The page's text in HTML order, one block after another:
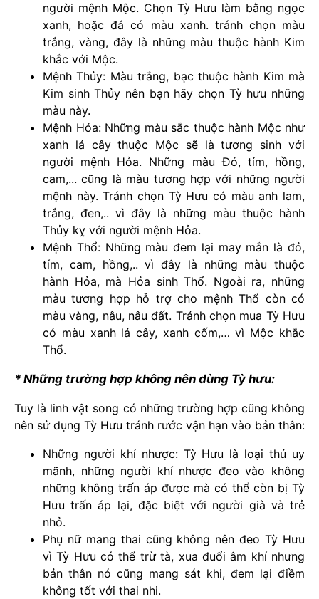
người mệnh Mộc. Chọn Tỳ Hưu làm bằng ngọc
xanh, hoặc đá có màu xanh. tránh chọn màu
trắng, vàng, đây là những màu thuộc hành Kim
khắc với Mộc.
Mệnh Thủy: Màu trắng, bạc thuộc hành Kim mà
Kim sinh Thủy nên bạn hãy chọn Tỳ hưu những
màu này.
Mệnh Hỏa: Những màu sắc thuộc hành Mộc như
xanh lá cây thuộc Mộc sẽ là tương sinh với
người mệnh Hỏa. Những màu Đỏ, tím, hồng,
cam,... cũng là màu tương hợp với những người
mệnh này. Tránh chọn Tỳ Hưu có màu anh lam,
trắng, đen,.. vì đây là những màu thuộc hành
Thủy kỵ với người mệnh Hỏa.
Mệnh Thổ: Những màu đem lại may mắn là đỏ,
tím, cam, hồng,.. vì đây là những màu thuộc
hành Hỏa, mà Hỏa sinh Thổ. Ngoài ra, những
màu tương hợp hỗ trợ cho mệnh Thổ còn có
màu vàng, nâu, nâu đất. Tránh chọn mua Tỳ Hưu
có màu xanh lá cây, xanh cốm,… vì Mộc khắc
Thổ.
* Những trường hợp không nên dùng Tỳ hưu:
Tuy là linh vật song có những trường hợp cũng không
nên sử dụng Tỳ Hưu tránh rước vận hạn vào bản thân:
Những người khí nhược: Tỳ Hưu là loại thú uy
mãnh, những người khí nhược đeo vào không
những không trấn áp được mà có thể còn bị Tỳ
Hưu trấn áp lại, đặc biệt với người già và trẻ
nhỏ.
Phụ nữ mang thai cũng không nên đeo Tỳ Hưu
vì Tỳ Hưu có thể trừ tà, xua đuổi âm khí nhưng
bản thân nó cũng mang sát khi, đem lại điềm
không tốt với thai nhi.